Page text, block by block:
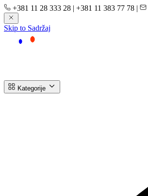
+381 11 28 333 28 | +381 11 383 77 78 |
Skip to Sadržaj
Kategorije